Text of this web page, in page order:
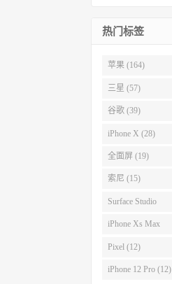
热门标签
苹果 (164)
三星 (57)
谷歌 (39)
iPhone X (28)
全面屏 (19)
索尼 (15)
Surface Studio
(14)
iPhone Xs Max
(14)
Pixel (12)
iPhone 12 Pro (12)